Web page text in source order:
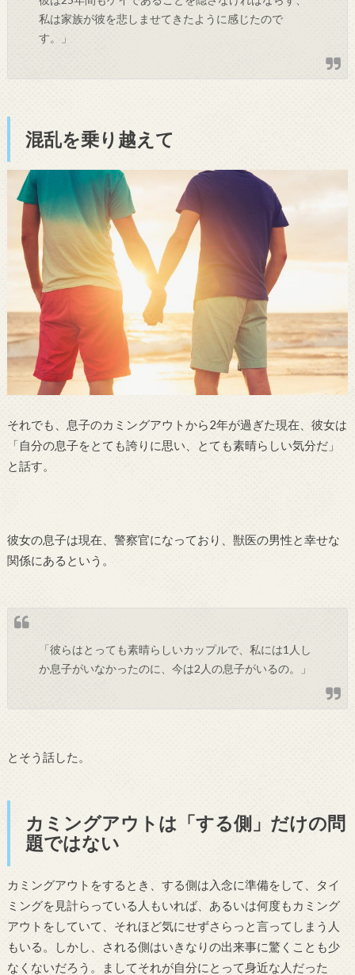
私は家族が彼を悲しませてきたように感じたので
す。」
混乱を乗り越えて
それでも、息子のカミングアウトから2年が過ぎた現在、彼女は
「自分の息子をとても誇りに思い、とても素晴らしい気分だ」
と話す。
彼女の息子は現在、警察官になっており、獣医の男性と幸せな
関係にあるという。
「彼らはとっても素晴らしいカップルで、私には1人し
か息子がいなかったのに、今は2人の息子がいるの。」
とそう話した。
カミングアウトは「する側」だけの問
題ではない
カミングアウトをするとき、する側は入念に準備をして、タイ
ミングを見計らっている人もいれば、あるいは何度もカミング
アウトをしていて、それほど気にせずさらっと言ってしまう人
もいる。しかし、される側はいきなりの出来事に驚くことも少
なくないだろう。ましてそれが自分にとって身近な人だった